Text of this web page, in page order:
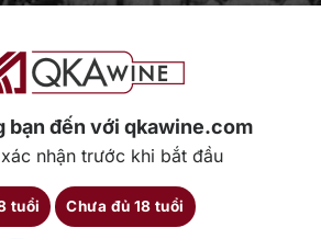
bạn đến với qkawine.com
nhận trước khi bắt đầu
tuổi Chưa đủ 18 tuổi